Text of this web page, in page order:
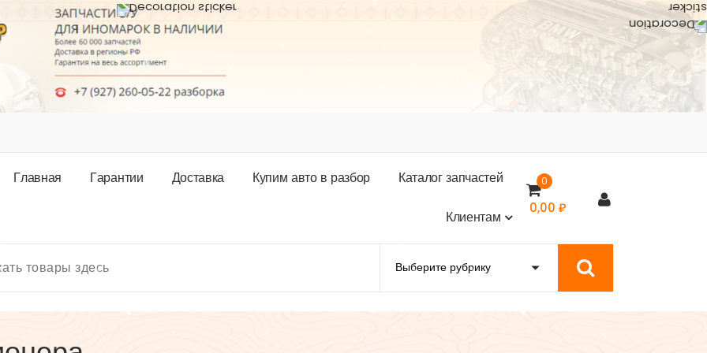
Главная Гарантии Доставка Купим авто в разбор Каталогзапчастей
Клиентам
0
0,00 ₽